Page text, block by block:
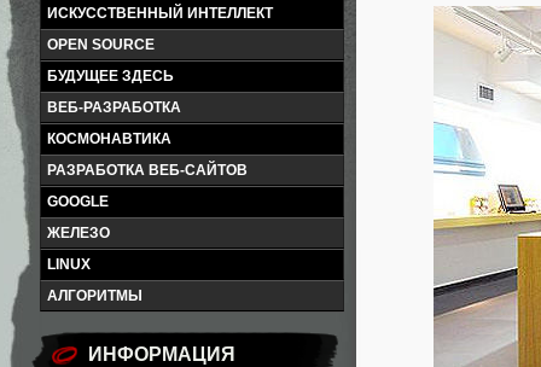
ИСКУССТВЕННЫЙ ИНТЕЛЛЕКТ
OPEN SOURCE
БУДУЩЕЕ ЗДЕСЬ
ВЕБ-РАЗРАБОТКА
КОСМОНАВТИКА
РАЗРАБОТКА ВЕБ-САЙТОВ
GOOGLE
ЖЕЛЕЗО
LINUX
АЛГОРИТМЫ
ИНФОРМАЦИЯ